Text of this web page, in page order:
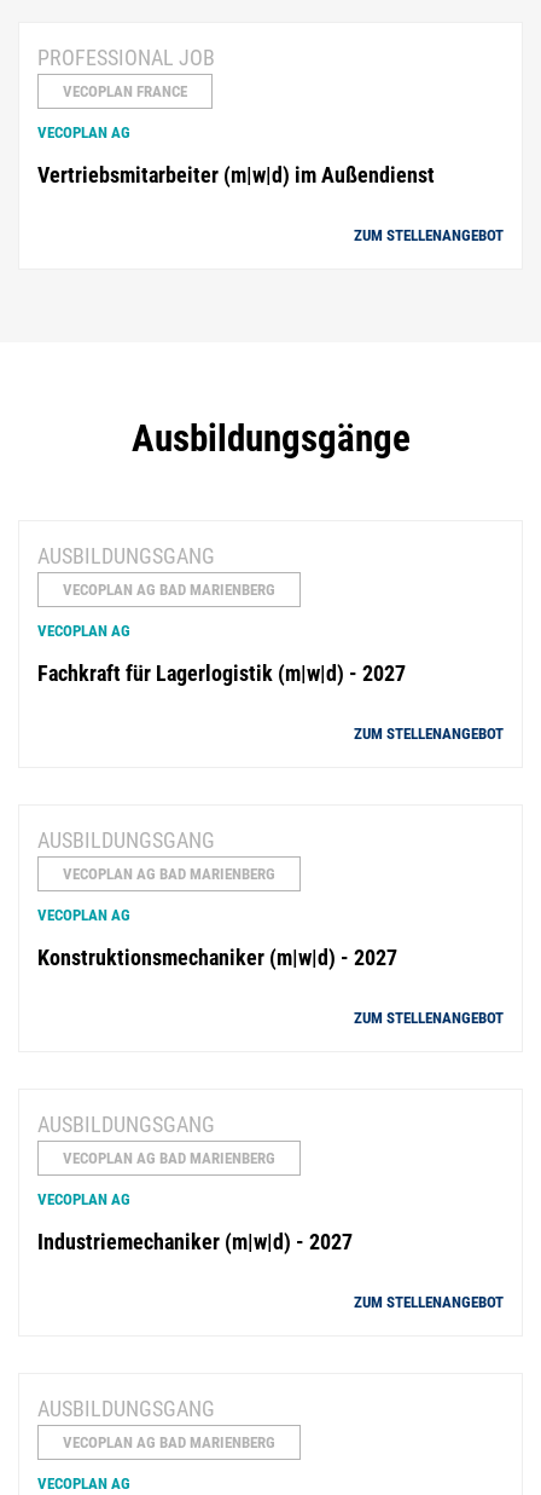
PROFESSIONAL JOB
VECOPLAN FRANCE
VECOPLAN AG
Vertriebsmitarbeiter (m|w|d) im Außendienst
ZUM STELLENANGEBOT
Ausbildungsgänge
AUSBILDUNGSGANG
VECOPLAN AG BAD MARIENBERG
VECOPLAN AG
Fachkraft für Lagerlogistik (m|w|d) - 2027
ZUM STELLENANGEBOT
AUSBILDUNGSGANG
VECOPLAN AG BAD MARIENBERG
VECOPLAN AG
Konstruktionsmechaniker (m|w|d) - 2027
ZUM STELLENANGEBOT
AUSBILDUNGSGANG
VECOPLAN AG BAD MARIENBERG
VECOPLAN AG
Industriemechaniker (m|w|d) - 2027
ZUM STELLENANGEBOT
AUSBILDUNGSGANG
VECOPLAN AG BAD MARIENBERG
VECOPLAN AG